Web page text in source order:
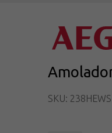
SKU: